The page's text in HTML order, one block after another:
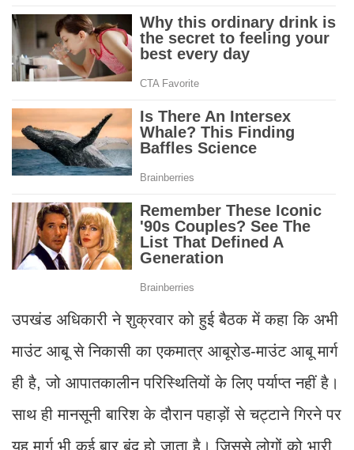
उपखंड अधिकारी ने शुक्रवार को हुई बैठक में कहा कि अभी
माउंट आबू से निकासी का एकमात्र आबूरोड-माउंट आबू मार्ग
ही है, जो आपातकालीन परिस्थितियों के लिए पर्याप्त नहीं है।
साथ ही मानसूनी बारिश के दौरान पहाड़ों से चट्टाने गिरने पर
यह मार्ग भी कई बार बंद हो जाता है। जिससे लोगों को भारी